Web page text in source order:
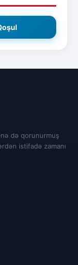
də qorunurmuş
istifadə zamanı